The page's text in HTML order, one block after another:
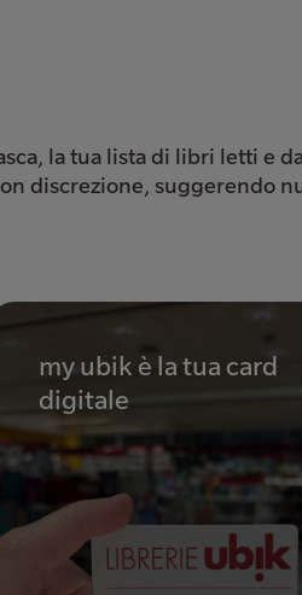
la tua lista di libri letti e
discrezione, suggerendo
my ubik è la tua card
digitale